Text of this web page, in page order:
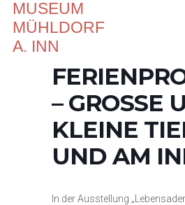
– GROSSE
LEINE
ND AM INN
In der Ausstellung